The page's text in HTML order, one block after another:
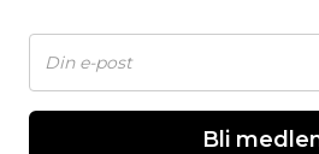
Bli